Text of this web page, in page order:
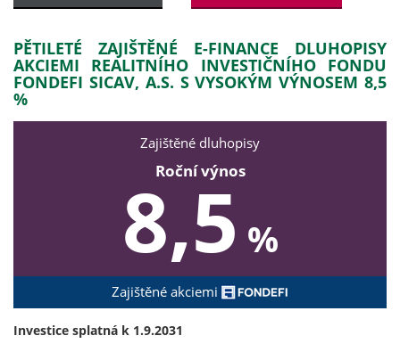
PĚTILETÉ ZAJIŠTĚNÉ E-FINANCE DLUHOPISY
AKCIEMI REALITNÍHO INVESTIČNÍHO FONDU
FONDEFI SICAV, A.S. S VYSOKÝM VÝNOSEM 8,5
%
Zajištěné dluhopisy
Roční výnos
8,5 %
Zajištěné akciemi
Investice splatná k 1.9.2031